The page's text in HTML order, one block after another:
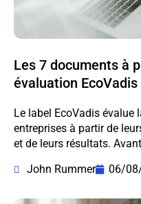
Les 7 documents à
évaluation EcoVadis
Le label EcoVadis évalue
entreprises à partir de
et de leurs résultats.
John Rummer
06/